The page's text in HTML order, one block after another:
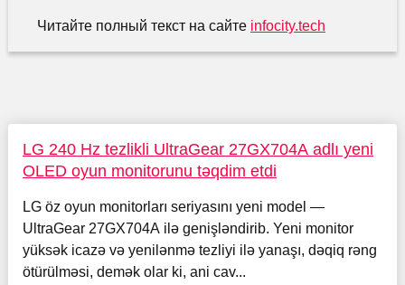
Читайте полный текст на сайте infocity.tech
LG 240 Hz tezlikli UltraGear 27GX704A adlı yeni
OLED oyun monitorunu təqdim etdi
LG öz oyun monitorları seriyasını yeni model —
UltraGear 27GX704A ilə genişləndirib. Yeni monitor
yüksək icazə və yenilənmə tezliyi ilə yanaşı, dəqiq rəng
ötürülməsi, demək olar ki, ani cav...